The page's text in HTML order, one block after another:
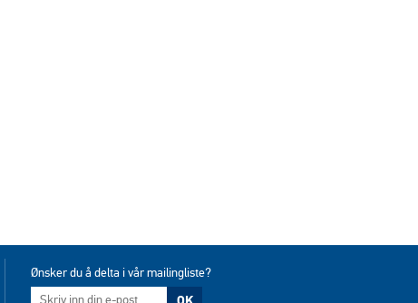
Ønsker du å delta i vår mailingliste?